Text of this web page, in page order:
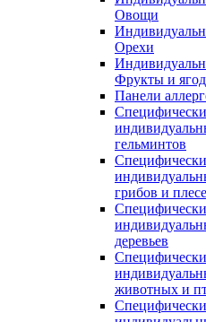
Овощи
Орехи
Фрукты и
Панели
гельминтов
грибов и
деревьев
животных и